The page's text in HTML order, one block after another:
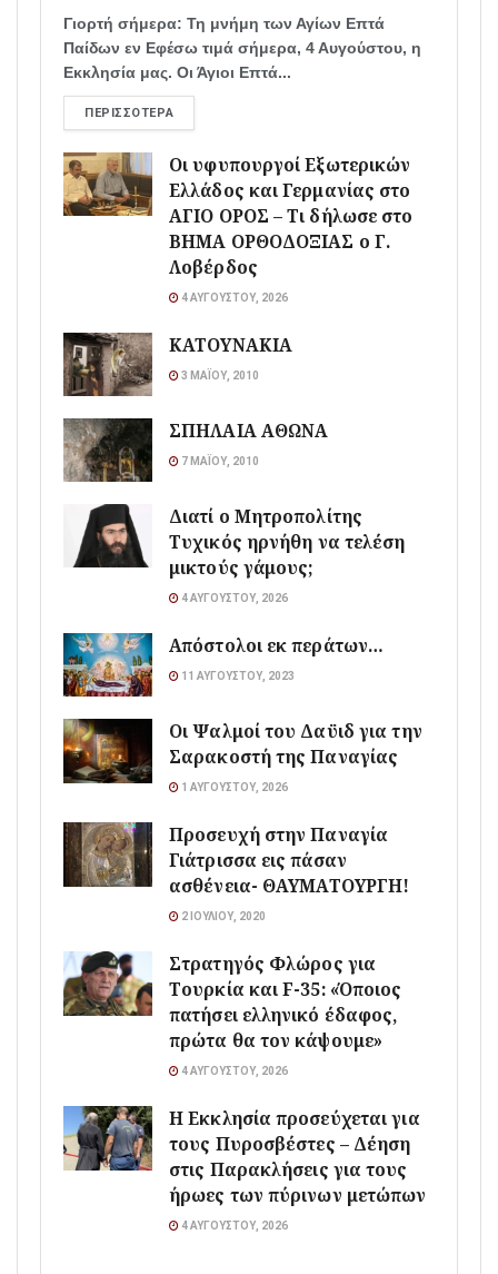
Γιορτή σήμερα: Τη μνήμη των Αγίων Επτά
Παίδων εν Εφέσω τιμά σήμερα, 4 Αυγούστου, η
Εκκλησία μας. Οι Άγιοι Επτά...
ΠΕΡΙΣΣΌΤΕΡΑ
Οι υφυπουργοί Εξωτερικών
Ελλάδος και Γερμανίας στο
ΑΓΙΟ ΟΡΟΣ – Τι δήλωσε στο
ΒΗΜΑ ΟΡΘΟΔΟΞΙΑΣ ο Γ.
Λοβέρδος
4 ΑΥΓΟΎΣΤΟΥ, 2026
ΚΑΤΟΥΝΑΚΙΑ
3 ΜΑΪ́ΟΥ, 2010
ΣΠΗΛΑΙΑ ΑΘΩΝΑ
7 ΜΑΪ́ΟΥ, 2010
Διατί ο Μητροπολίτης
Τυχικός ηρνήθη να τελέση
μικτούς γάμους;
4 ΑΥΓΟΎΣΤΟΥ, 2026
Απόστολοι εκ περάτων…
11 ΑΥΓΟΎΣΤΟΥ, 2023
Οι Ψαλμοί του Δαϋιδ για την
Σαρακοστή της Παναγίας
1 ΑΥΓΟΎΣΤΟΥ, 2026
Προσευχή στην Παναγία
Γιάτρισσα εις πάσαν
ασθένεια- ΘΑΥΜΑΤΟΥΡΓΗ!
2 ΙΟΥΛΊΟΥ, 2020
Στρατηγός Φλώρος για
Τουρκία και F-35: «Όποιος
πατήσει ελληνικό έδαφος,
πρώτα θα τον κάψουμε»
4 ΑΥΓΟΎΣΤΟΥ, 2026
Η Εκκλησία προσεύχεται για
τους Πυροσβέστες – Δέηση
στις Παρακλήσεις για τους
ήρωες των πύρινων μετώπων
4 ΑΥΓΟΎΣΤΟΥ, 2026